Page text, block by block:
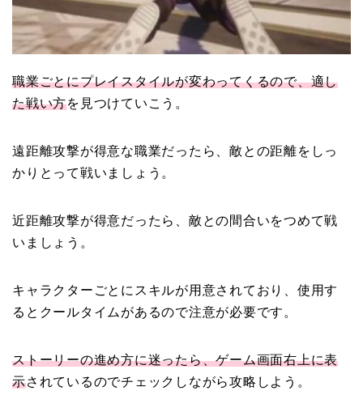
職業ごとにプレイスタイルが変わってくるので、適し
た戦い方を見つけていこう。
遠距離攻撃が得意な職業だったら、敵との距離をしっ
かりとって戦いましょう。
近距離攻撃が得意だったら、敵との間合いをつめて戦
いましょう。
キャラクターごとにスキルが用意されており、使用す
るとクールタイムがあるので注意が必要です。
ストーリーの進め方に迷ったら、ゲーム画面右上に表
示されているのでチェックしながら攻略しよう。